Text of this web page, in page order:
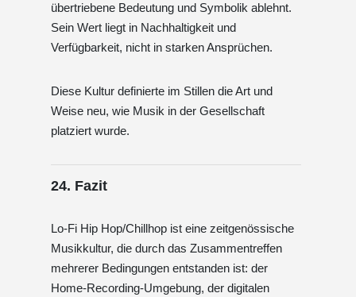
übertriebene Bedeutung und Symbolik ablehnt.
Sein Wert liegt in Nachhaltigkeit und
Verfügbarkeit, nicht in starken Ansprüchen.
Diese Kultur definierte im Stillen die Art und
Weise neu, wie Musik in der Gesellschaft
platziert wurde.
24. Fazit
Lo-Fi Hip Hop/Chillhop ist eine zeitgenössische
Musikkultur, die durch das Zusammentreffen
mehrerer Bedingungen entstanden ist: der
Home-Recording-Umgebung, der digitalen